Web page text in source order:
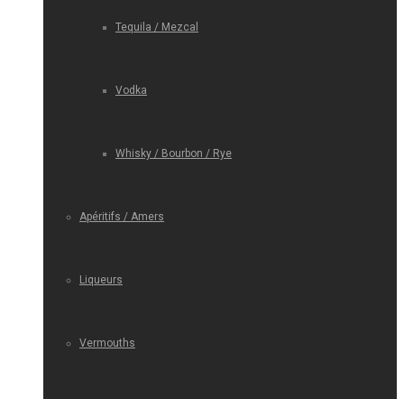
Tequila / Mezcal
Vodka
Whisky / Bourbon / Rye
Apéritifs / Amers
Liqueurs
Vermouths